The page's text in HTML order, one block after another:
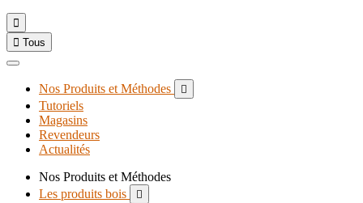

 Tous
Nos Produits et Méthodes 
Tutoriels
Magasins
Revendeurs
Actualités
Nos Produits et Méthodes
Les produits bois
